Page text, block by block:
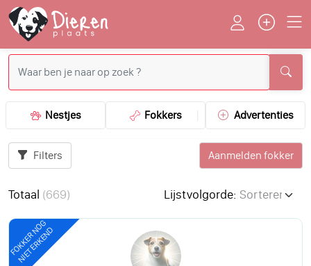
Nestjes Fokkers Advertenties
Filters Aanmelden fokker
Totaal (669) Lijstvolgorde:
FOKKER NOG
NIET ERKEND